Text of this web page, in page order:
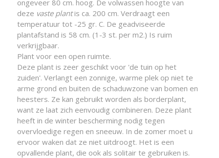
ongeveer 80 cm. hoog. De volwassen hoogte van
deze vaste plantis ca. 200 cm. Verdraagt een
temperatuur tot -25 gr. C. De geadviseerde
plantafstand is 58 cm. (1-3 st. per m2.) Is ruim
verkrijgbaar.
Plant voor een open ruimte.
Deze plant is zeer geschikt voor 'de tuin op het
zuiden'. Verlangt een zonnige, warme plek op niet te
arme grond en buiten de schaduwzone van bomen en
heesters. Ze kan gebruikt worden als borderplant,
want ze laat zich eenvoudig combineren. Deze plant
heeft in de winter bescherming nodig tegen
overvloedige regen en sneeuw. In de zomer moet u
ervoor waken dat ze niet uitdroogt. Het is een
opvallende plant, die ook als solitair te gebruiken is.